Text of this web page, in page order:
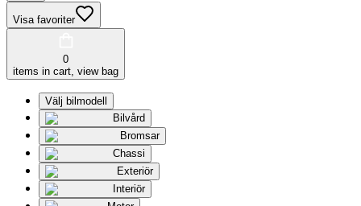
Visa favoriter
0
items in cart, view bag
Välj bilmodell
Bilvård
Bromsar
Chassi
Exteriör
Interiör